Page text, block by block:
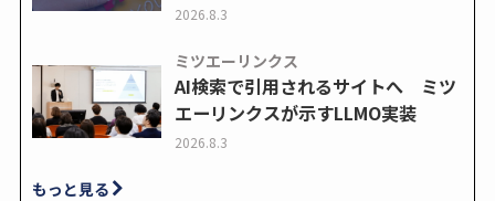
2026.8.3
ミツエーリンクス
AI検索で引用されるサイトへ ミツ
エーリンクスが示すLLMO実装
2026.8.3
もっと見る